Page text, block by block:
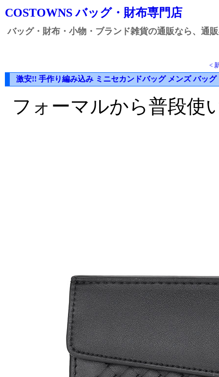
COSTOWNS バッグ・財布専門店
バッグ・財布・小物・ブランド雑貨の通販なら、通
<
激安!! 手作り編み込み ミニセカンドバッグ メンズ バッグ
フォーマルから普段使